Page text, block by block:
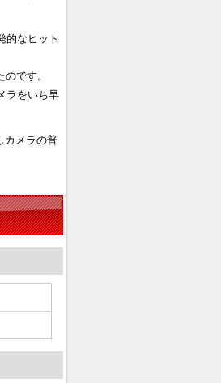
的なヒット
です。
ラをいち早
カメラの普